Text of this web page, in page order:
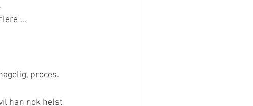
...
proces.
han nok helst